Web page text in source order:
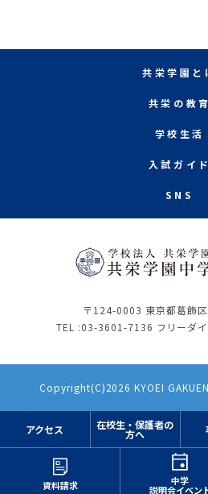
アクセス 在校生・保護者の
方へ
資料請求 中学
説明会イベン
共栄学園と
共栄の教育
学校生活
入試ガイド
SNS
〒124-0003 東京都葛飾
TEL :03-3601-7136 フリーダ
Copyright(C)2026 KYOEI